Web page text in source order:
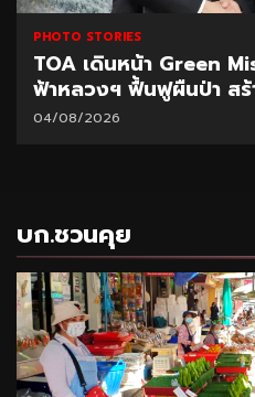
PHOTO STORIES
TOA เดินหน้า Green
ฟ้าหลวงฯ ฟื้นฟูผืนป่า ส
04/08/2026
บก.ชวนคุย